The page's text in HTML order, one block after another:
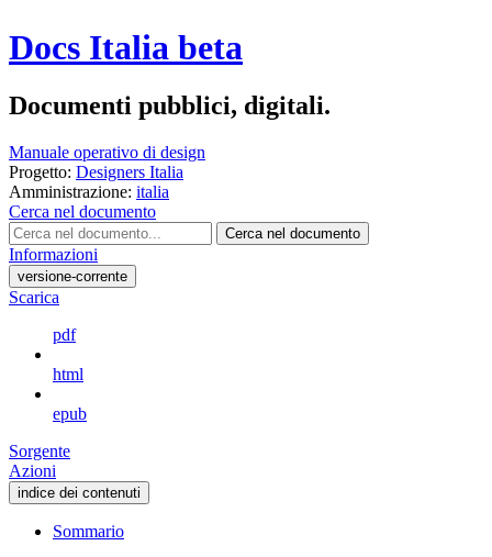
Docs Italia beta
Documenti pubblici, digitali.
Manuale operativo di design
Progetto: Designers Italia
Amministrazione: italia
Cerca nel documento
Cerca nel documento
Informazioni
versione-corrente
Scarica
pdf
html
epub
Sorgente
Azioni
indice dei contenuti
Sommario